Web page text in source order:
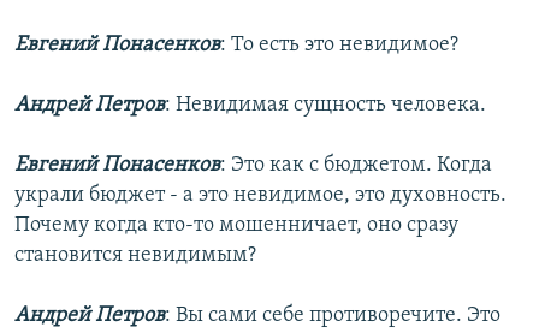
Евгений Понасенков: То есть это невидимое?
Андрей Петров: Невидимая сущность человека.
Евгений Понасенков: Это как с бюджетом. Когда
украли бюджет - а это невидимое, это духовность.
Почему когда кто-то мошенничает, оно сразу
становится невидимым?
Андрей Петров: Вы сами себе противоречите. Это